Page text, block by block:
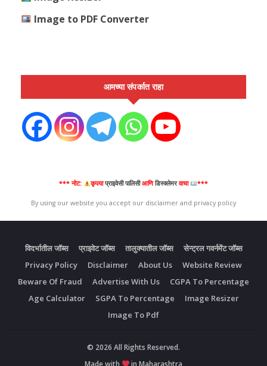
Expired:
ऑक्टोबर 2025
Image to PDF Converter
आमच्या संपर्कात राहा
*** नोट: कृपयाप्राइवेसी पालिसीआणिडिस्क्लेमर वाचा ***
By using our website you accept our disclaimer and privacy policy
विदर्भातील जॉब्स प्राइवेट जॉब्स तालुक्यातील जॉब्स
सेन्ट्रल गवर्नमेंट जॉब्स
Privacy Policy
Disclaimer About Us
Website Review
Beware Of Fraud
Advertise With Us
CGPA To Percentage
Age Calculator
SGPA To Percentage
Image Resizer
Image To Pdf
© 2026 All Rights Reserved.